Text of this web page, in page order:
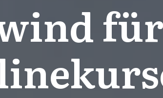
für